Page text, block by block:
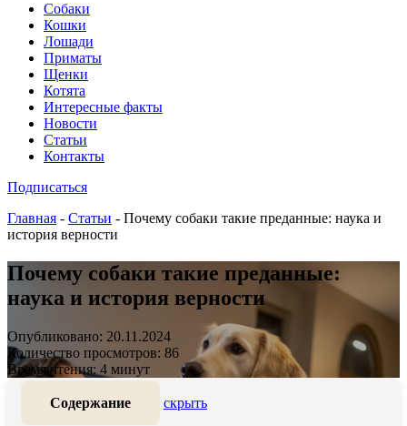
Собаки
Кошки
Лошади
Приматы
Щенки
Котята
Интересные факты
Новости
Статьи
Контакты
Подписаться
Главная - Статьи - Почему собаки такие преданные: наука и
история верности
Почему собаки такие преданные:
наука и история верности
Опубликовано: 20.11.2024
Количество просмотров: 86
Время чтения: 4 минут
Содержание скрыть